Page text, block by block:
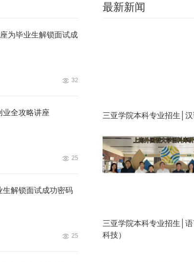
为毕业生解锁面试成
32
业全攻略讲座
25
生解锁面试成功密码
25
最新新闻
三亚学院本科专业招生│
三亚学院本科专业招生│
科技）